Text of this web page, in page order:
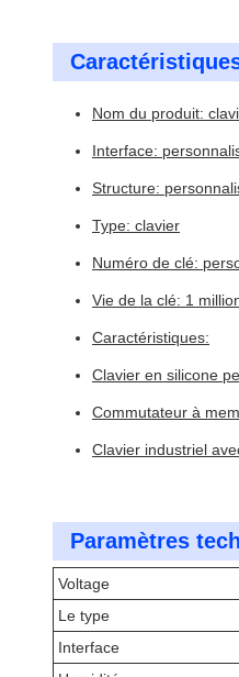
Nom du produit:
Interface:
Structure:
Type: clavier
Numéro de clé:
Vie de la clé: 1
Caractéristiques:
Clavier en silicone
Commutateur à
Clavier industriel
Paramètres
Voltage
Le type
Interface